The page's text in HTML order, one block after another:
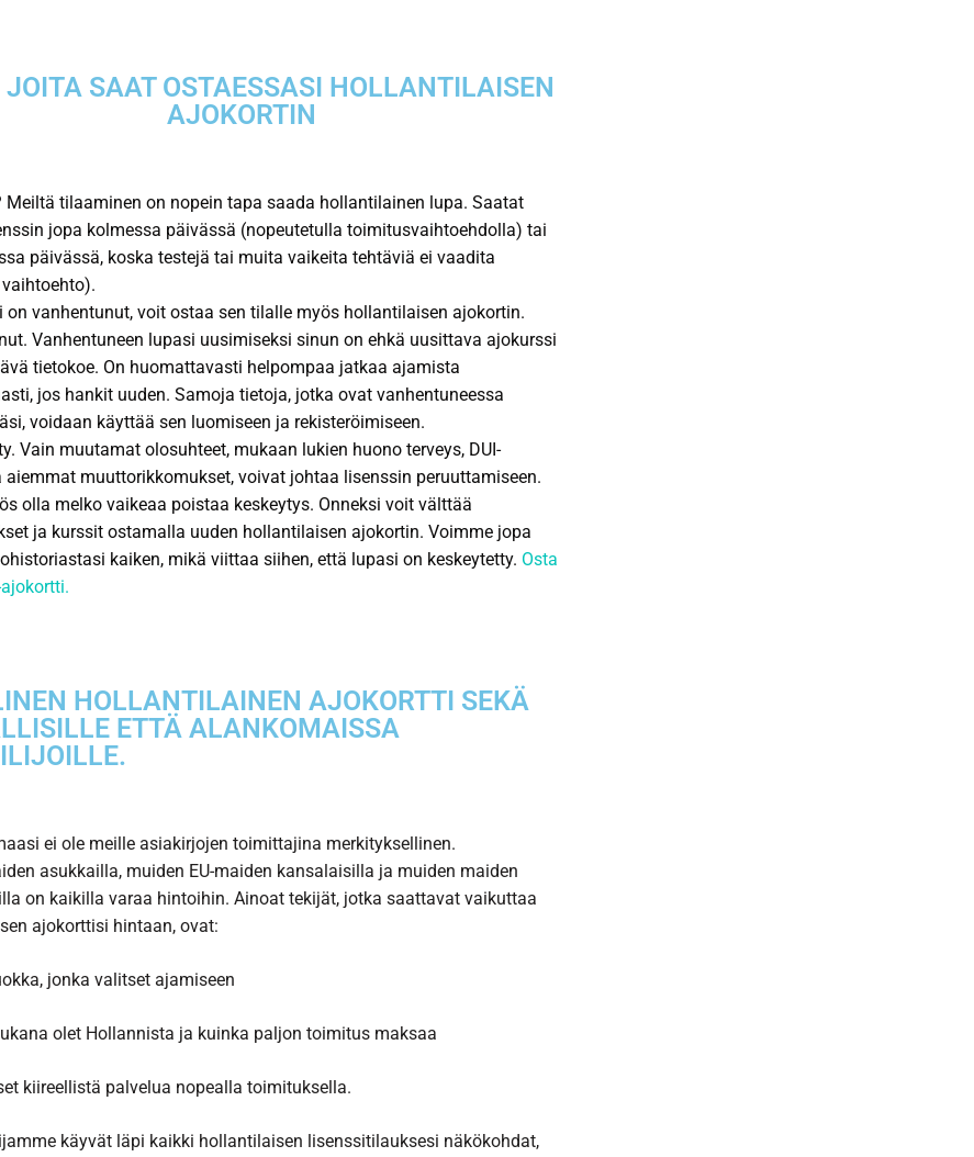
JOITA SAAT OSTAESSASI HOLLANTILAISEN
AJOKORTIN
Meiltä tilaaminen on nopein tapa saada hollantilainen lupa. Saatat
jopa kolmessa päivässä (nopeutetulla toimitusvaihtoehdolla) tai
päivässä, koska testejä tai muita vaikeita tehtäviä ei vaadita
on vanhentunut, voit ostaa sen tilalle myös hollantilaisen ajokortin.
Vanhentuneen lupasi uusimiseksi sinun on ehkä uusittava ajokurssi
tietokoe. On huomattavasti helpompaa jatkaa ajamista
jos hankit uuden. Samoja tietoja, jotka ovat vanhentuneessa
voidaan käyttää sen luomiseen ja rekisteröimiseen.
Vain muutamat olosuhteet, mukaan lukien huono terveys, DUI-
muuttorikkomukset, voivat johtaa lisenssin peruuttamiseen.
olla melko vaikeaa poistaa keskeytys. Onneksi voit välttää
ja kurssit ostamalla uuden hollantilaisen ajokortin. Voimme jopa
kaiken, mikä viittaa siihen, että lupasi on keskeytetty. Osta
HOLLANTILAINEN AJOKORTTI SEKÄ
ETTÄ ALANKOMAISSA
ei ole meille asiakirjojen toimittajina merkityksellinen.
asukkailla, muiden EU-maiden kansalaisilla ja muiden maiden
on kaikilla varaa hintoihin. Ainoat tekijät, jotka saattavat vaikuttaa
ajokorttisi hintaan, ovat:
jonka valitset ajamiseen
olet Hollannista ja kuinka paljon toimitus maksaa
kiireellistä palvelua nopealla toimituksella.
käyvät läpi kaikki hollantilaisen lisenssitilauksesi näkökohdat,